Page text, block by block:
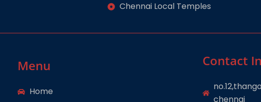
Chennai Local Temples
Menu
Home
Contact
chennai